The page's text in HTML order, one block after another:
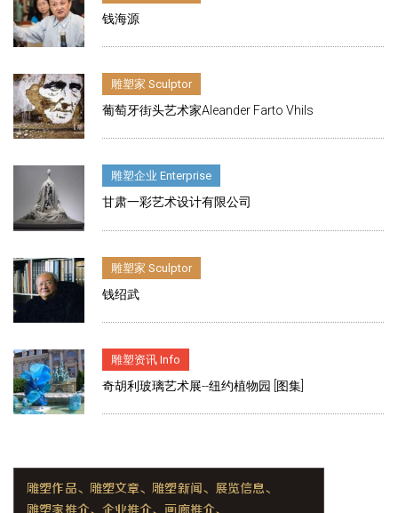
钱海源
雕塑家 Sculptor
葡萄牙街头艺术家Aleander Farto Vhils
雕塑企业 Enterprise
甘肃一彩艺术设计有限公司
雕塑家 Sculptor
钱绍武
雕塑资讯 Info
奇胡利玻璃艺术展--纽约植物园 [图集]